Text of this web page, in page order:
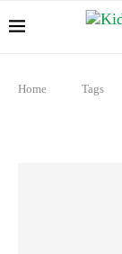
Home Tags